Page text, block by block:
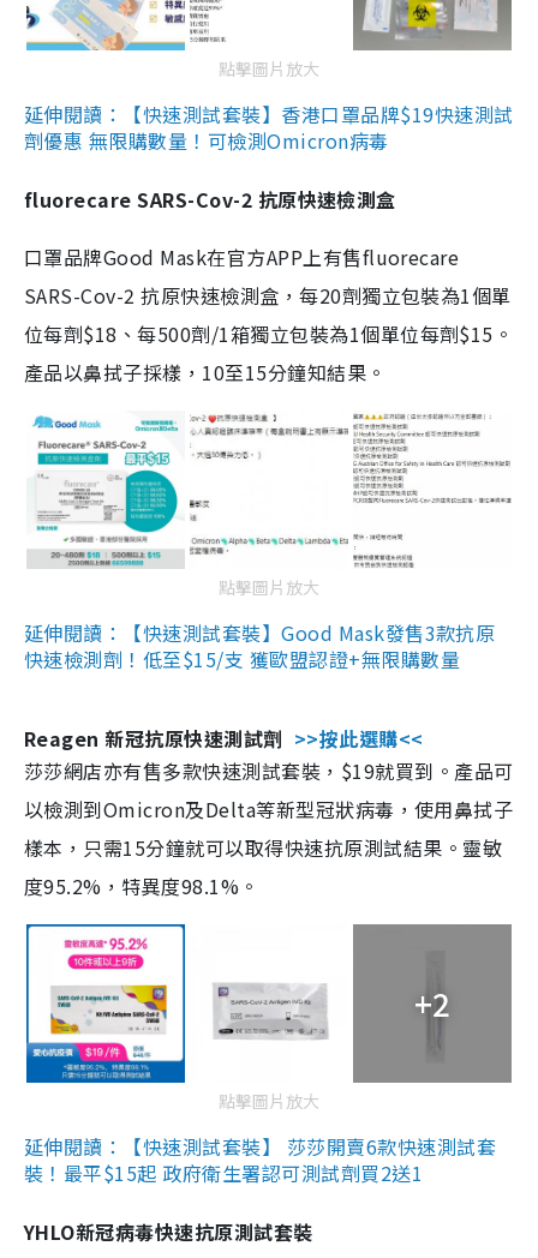
點擊圖片放大
延伸閱讀：【快速測試套裝】香港口罩品牌$19快速測試
劑優惠 無限購數量！可檢測Omicron病毒
fluorecare SARS-Cov-2 抗原快速檢測盒
口罩品牌Good Mask在官方APP上有售fluorecare
SARS-Cov-2 抗原快速檢測盒，每20劑獨立包裝為1個單
位每劑$18、每500劑/1箱獨立包裝為1個單位每劑$15。
產品以鼻拭子採樣，10至15分鐘知結果。
點擊圖片放大
延伸閱讀：【快速測試套裝】Good Mask發售3款抗原
快速檢測劑！低至$15/支 獲歐盟認證+無限購數量
Reagen 新冠抗原快速測試劑 >>按此選購<<
莎莎網店亦有售多款快速測試套裝，$19就買到。產品可
以檢測到Omicron及Delta等新型冠狀病毒，使用鼻拭子
樣本，只需15分鐘就可以取得快速抗原測試結果。靈敏
度95.2%，特異度98.1%。
+2
點擊圖片放大
延伸閱讀：【快速測試套裝】 莎莎開賣6款快速測試套
裝！最平$15起 政府衛生署認可測試劑買2送1
YHLO新冠病毒快速抗原測試套裝